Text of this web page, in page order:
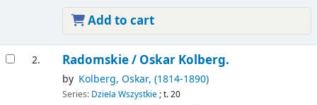
Add to cart
2. Radomskie / Oskar Kolberg.
by Kolberg, Oskar, (1814-1890)
Series: Dzieła Wszystkie; t. 20